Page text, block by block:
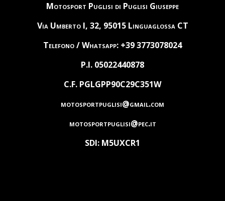
Motosport Puglisi di Puglisi Giuseppe
Via Umberto I, 32, 95015 Linguaglossa CT
Telefono / Whatsapp: +39 3773078024
P.I. 05022440878
C.F. PGLGPP90C29C351W
motosportpuglisi@gmail.com
motosportpuglisi@pec.it
SDI: M5UXCR1